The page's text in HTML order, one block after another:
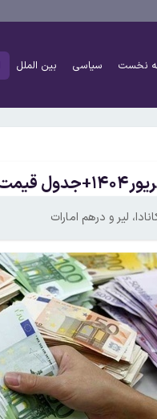
نخست سیاسی بین الملل
لیر و درهم امارات